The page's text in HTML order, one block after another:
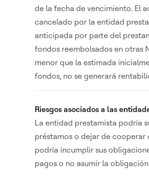
de la fecha de vencimiento. El
cancelado por la entidad
anticipada por parte del
fondos reembolsados en otras
menor que la estimada
fondos, no se generará
Riesgos asociados a las
La entidad prestamista podría
préstamos o dejar de cooperar
podría incumplir sus
pagos o no asumir la